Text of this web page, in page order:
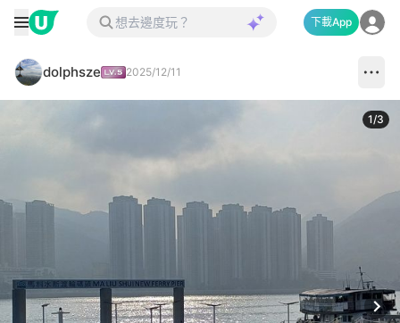
下載App
dolphsze 2025/12/11
1/3